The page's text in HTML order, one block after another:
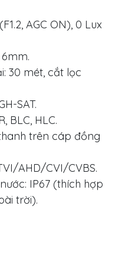
AGC ON), 0 Lux
30 mét, cắt lọc
SAT.
BLC, HLC.
trên cáp đồng
AHD/CVI/CVBS.
IP67 (thích hợp
trời).